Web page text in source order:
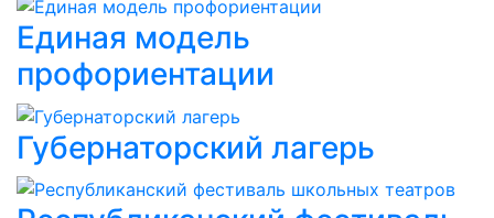
Единая модель
профориентации
Губернаторский лагерь